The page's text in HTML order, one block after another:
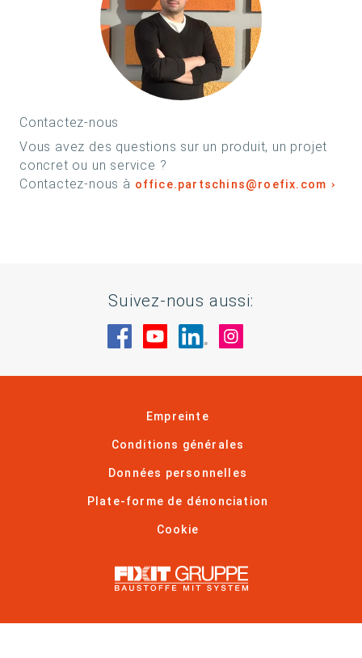
Contactez-nous
Vous avez des questions sur un produit, un projet
concret ou un service ?
Contactez-nous à office.partschins@roefix.com
Suivez-nous aussi:
Rendez-nous visite sur Facebook
Rendez-nous visite sur
Rendez-nous visite
Empreinte
Conditions générales
Données personnelles
Plate-forme de dénonciation
Cookie